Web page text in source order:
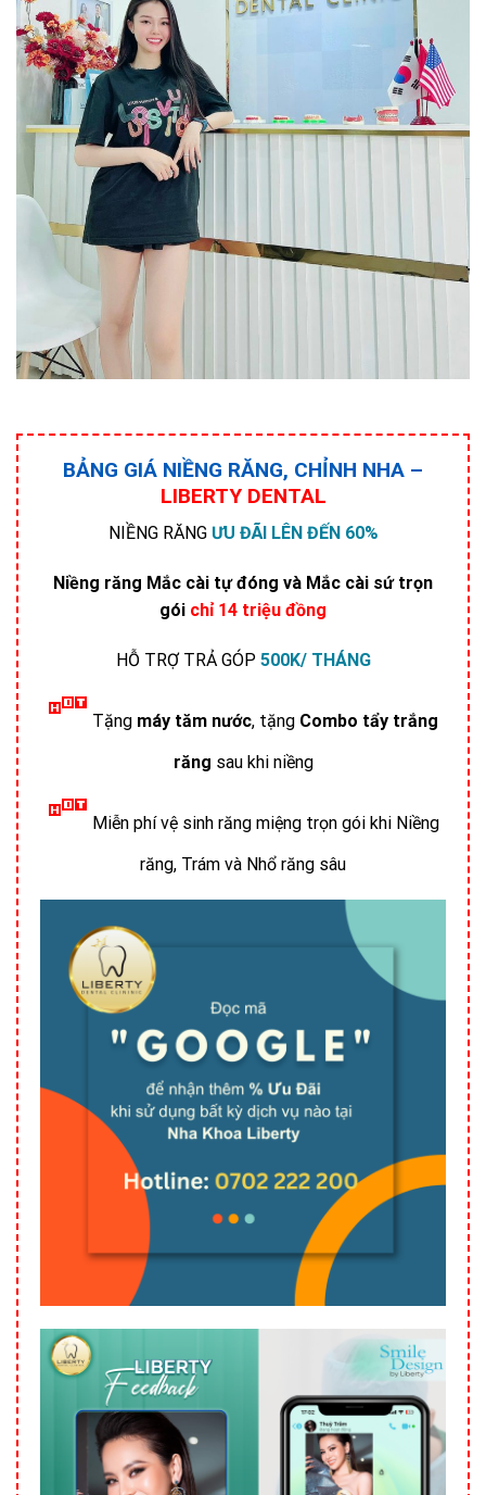
BẢNG GIÁ NIỀNG RĂNG, CHỈNH NHA –
LIBERTY DENTAL
NIỀNG RĂNG ƯU ĐÃI LÊN ĐẾN 60%
Niềng răng Mắc cài tự đóng và Mắc cài sứ trọn
gói chỉ 14 triệu đồng
HỖ TRỢ TRẢ GÓP 500K/ THÁNG
Tặng máy tăm nước, tặng Combo tẩy trắng
răng sau khi niềng
Miễn phí vệ sinh răng miệng trọn gói khi Niềng
răng, Trám và Nhổ răng sâu